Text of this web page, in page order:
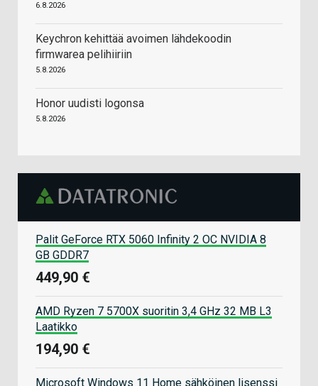
6.8.2026
Keychron kehittää avoimen lähdekoodin
firmwarea pelihiiriin
5.8.2026
Honor uudisti logonsa
5.8.2026
Palit GeForce RTX 5060 Infinity 2 OC NVIDIA 8
GB GDDR7
449,90 €
AMD Ryzen 7 5700X suoritin 3,4 GHz 32 MB L3
Laatikko
194,90 €
Microsoft Windows 11 Home sähköinen lisenssi